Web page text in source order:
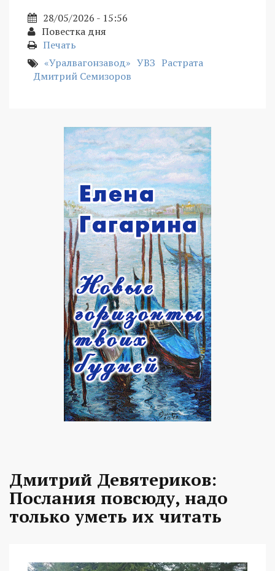
28/05/2026 - 15:56
Повестка дня
Печать
«Уралвагонзавод» УВЗ Растрата
Дмитрий Семизоров
Дмитрий Девятериков:
Послания повсюду, надо
только уметь их читать